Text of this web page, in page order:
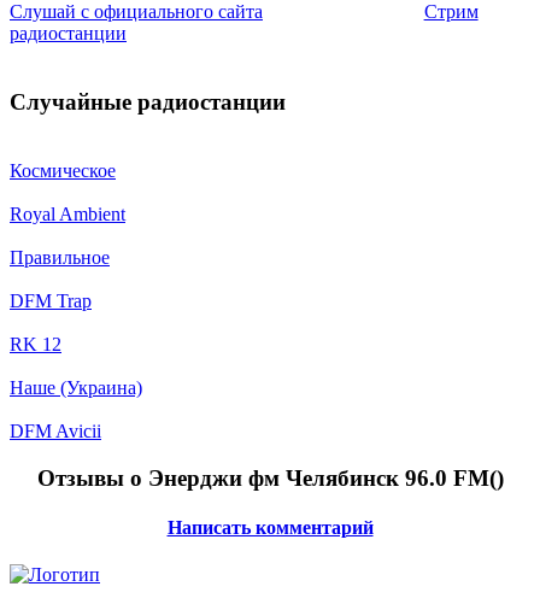
Слушай с официального сайта
Стрим
радиостанции
Случайные радиостанции
Космическое
Royal Ambient
Правильное
DFM Trap
RK 12
Наше (Украина)
DFM Avicii
Отзывы о Энерджи фм Челябинск 96.0 FM()
Написать комментарий